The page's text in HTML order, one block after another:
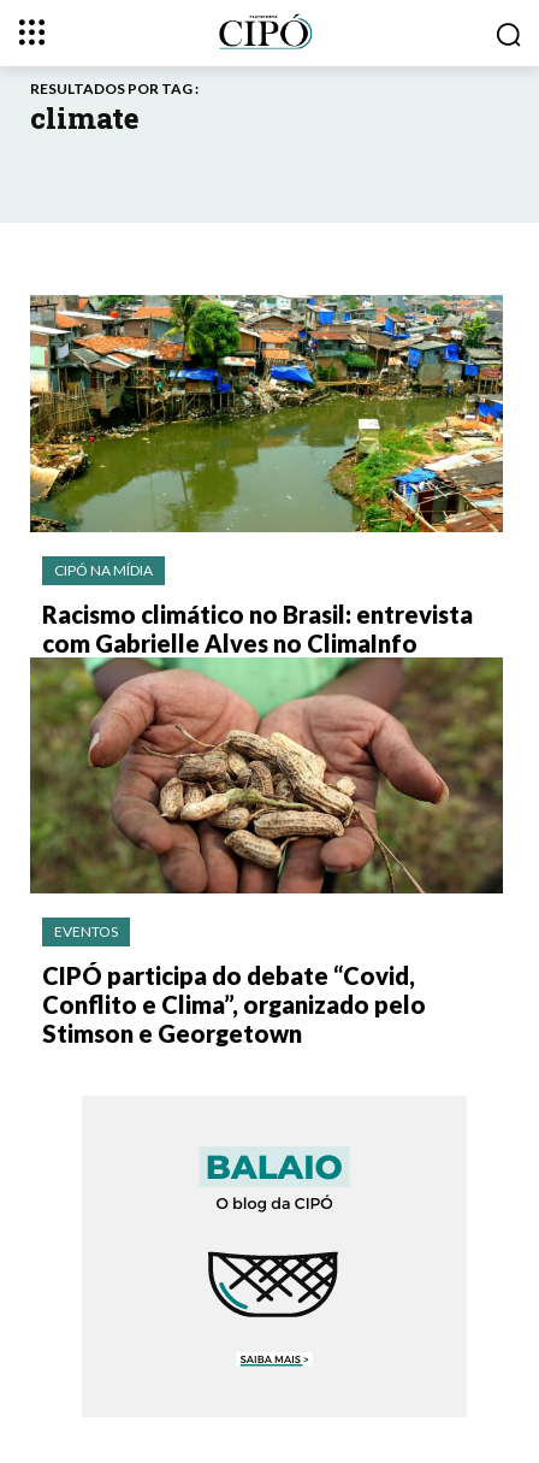
RESULTADOS POR TAG :
climate
CIPÓ NA MÍDIA
Racismo climático no Brasil: entrevista
com Gabrielle Alves no ClimaInfo
EVENTOS
CIPÓ participa do debate “Covid,
Conflito e Clima”, organizado pelo
Stimson e Georgetown